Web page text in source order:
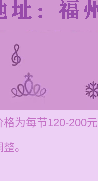
格为每节120-200
。